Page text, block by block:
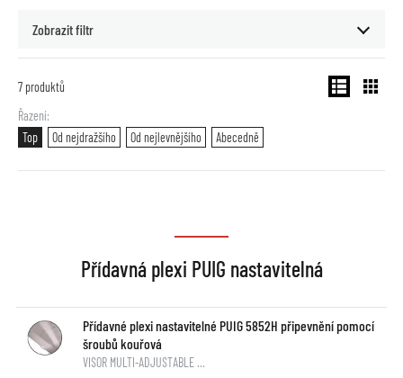
Zobrazit filtr
7 produktů
Řazení
Top
Od nejdražšího Od nejlevnějšího Abecedně
Přídavná plexi PUIG nastavitelná
Přídavné plexi nastavitelné PUIG 5852H připevnění pomocí
šroubů kouřová
VISOR MULTI-ADJUSTABLE …